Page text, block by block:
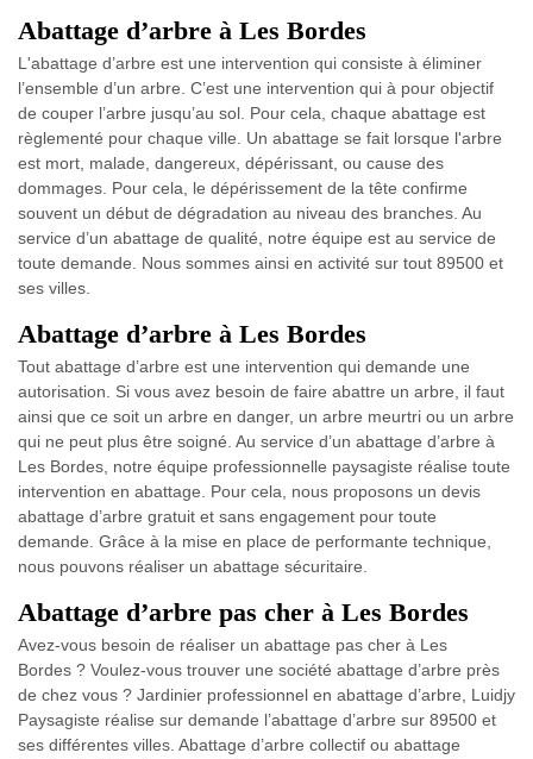
Abattage d’arbre à Les Bordes
L'abattage d’arbre est une intervention qui consiste à éliminer
l’ensemble d’un arbre. C’est une intervention qui à pour objectif
de couper l’arbre jusqu’au sol. Pour cela, chaque abattage est
règlementé pour chaque ville. Un abattage se fait lorsque l'arbre
est mort, malade, dangereux, dépérissant, ou cause des
dommages. Pour cela, le dépérissement de la tête confirme
souvent un début de dégradation au niveau des branches. Au
service d’un abattage de qualité, notre équipe est au service de
toute demande. Nous sommes ainsi en activité sur tout 89500 et
ses villes.
Abattage d’arbre à Les Bordes
Tout abattage d’arbre est une intervention qui demande une
autorisation. Si vous avez besoin de faire abattre un arbre, il faut
ainsi que ce soit un arbre en danger, un arbre meurtri ou un arbre
qui ne peut plus être soigné. Au service d’un abattage d’arbre à
Les Bordes, notre équipe professionnelle paysagiste réalise toute
intervention en abattage. Pour cela, nous proposons un devis
abattage d’arbre gratuit et sans engagement pour toute
demande. Grâce à la mise en place de performante technique,
nous pouvons réaliser un abattage sécuritaire.
Abattage d’arbre pas cher à Les Bordes
Avez-vous besoin de réaliser un abattage pas cher à Les
Bordes ? Voulez-vous trouver une société abattage d’arbre près
de chez vous ? Jardinier professionnel en abattage d’arbre, Luidjy
Paysagiste réalise sur demande l’abattage d’arbre sur 89500 et
ses différentes villes. Abattage d’arbre collectif ou abattage